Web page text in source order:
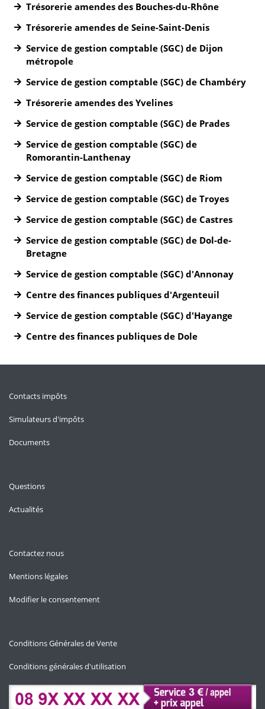
Trésorerie amendes des Bouches-du-Rhône
Trésorerie amendes de Seine-Saint-Denis
Service de gestion comptable (SGC) de Dijon
métropole
Service de gestion comptable (SGC) de Chambéry
Trésorerie amendes des Yvelines
Service de gestion comptable (SGC) de Prades
Service de gestion comptable (SGC) de
Romorantin-Lanthenay
Service de gestion comptable (SGC) de Riom
Service de gestion comptable (SGC) de Troyes
Service de gestion comptable (SGC) de Castres
Service de gestion comptable (SGC) de Dol-de-
Bretagne
Service de gestion comptable (SGC) d'Annonay
Centre des finances publiques d'Argenteuil
Service de gestion comptable (SGC) d'Hayange
Centre des finances publiques de Dole
Contacts impôts
Simulateurs d'impôts
Documents
Questions
Actualités
Contactez nous
Mentions légales
Modifier le consentement
Conditions Générales de Vente
Conditions générales d'utilisation